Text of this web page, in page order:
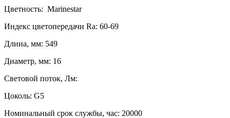
Цветность: Marinestar
Индекс цветопередачи Ra: 60-69
Длина, мм: 549
Диаметр, мм: 16
Световой поток, Лм:
Цоколь: G5
Номинальный срок службы, час: 20000